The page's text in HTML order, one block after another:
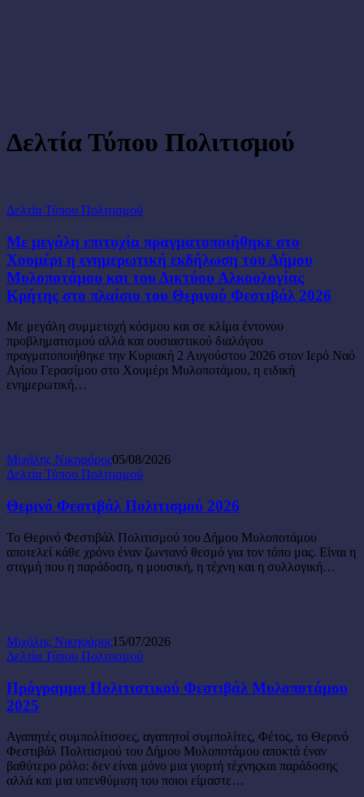
Δελτία Τύπου Πολιτισμού
Με
επιτυχία
πραγματοποιήθηκε
στο
Χουμέρι
η
εκδήλωση
του
Δήμου
Μυλοποτάμου
και
στο
πλαίσιο
Θερινού
Φεστιβάλ
2026
Δελτία Τύπου Πολιτισμού
Με μεγάλη επιτυχία πραγματοποιήθηκε στο
Χουμέρι η ενημερωτική εκδήλωση του Δήμου
Μυλοποτάμου και του Δικτύου Αλκοολογίας
Κρήτης στο πλαίσιο του Θερινού Φεστιβάλ 2026
Με μεγάλη συμμετοχή κόσμου και σε κλίμα έντονου
προβληματισμού αλλά και ουσιαστικού διαλόγου
πραγματοποιήθηκε την Κυριακή 2 Αυγούστου 2026 στον Ιερό Ναό
Αγίου Γερασίμου στο Χουμέρι Μυλοποτάμου, η ειδική
ενημερωτική…
Μιχάλης Νικηφόρος05/08/2026
Θερινό
Πολιτισμού
2026
Δελτία Τύπου Πολιτισμού
Θερινό Φεστιβάλ Πολιτισμού 2026
Το Θερινό Φεστιβάλ Πολιτισμού του Δήμου Μυλοποτάμου
αποτελεί κάθε χρόνο έναν ζωντανό θεσμό για τον τόπο μας. Είναι η
στιγμή που η παράδοση, η μουσική, η τέχνη και η συλλογική…
Μιχάλης Νικηφόρος15/07/2026
Πρόγραμμα
Φεστιβάλ
Μυλοποτάμου
2025
Δελτία Τύπου Πολιτισμού
Πρόγραμμα Πολιτιστικού Φεστιβάλ Μυλοποτάμου
2025
Αγαπητές συμπολίτισσες, αγαπητοί συμπολίτες, Φέτος, το Θερινό
Φεστιβάλ Πολιτισμού του Δήμου Μυλοποτάμου αποκτά έναν
βαθύτερο ρόλο: δεν είναι μόνο μια γιορτή τέχνηςκαι παράδοσης
αλλά και μια υπενθύμιση του ποιοι είμαστε…